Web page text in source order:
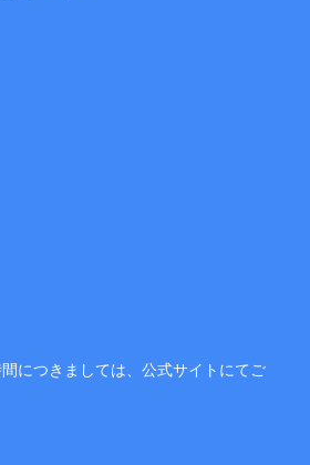
につきましては、公式サイトにてご